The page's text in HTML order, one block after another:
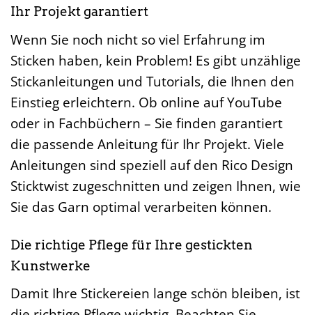
Ihr Projekt garantiert
Wenn Sie noch nicht so viel Erfahrung im
Sticken haben, kein Problem! Es gibt unzählige
Stickanleitungen und Tutorials, die Ihnen den
Einstieg erleichtern. Ob online auf YouTube
oder in Fachbüchern – Sie finden garantiert
die passende Anleitung für Ihr Projekt. Viele
Anleitungen sind speziell auf den Rico Design
Sticktwist zugeschnitten und zeigen Ihnen, wie
Sie das Garn optimal verarbeiten können.
Die richtige Pflege für Ihre gestickten
Kunstwerke
Damit Ihre Stickereien lange schön bleiben, ist